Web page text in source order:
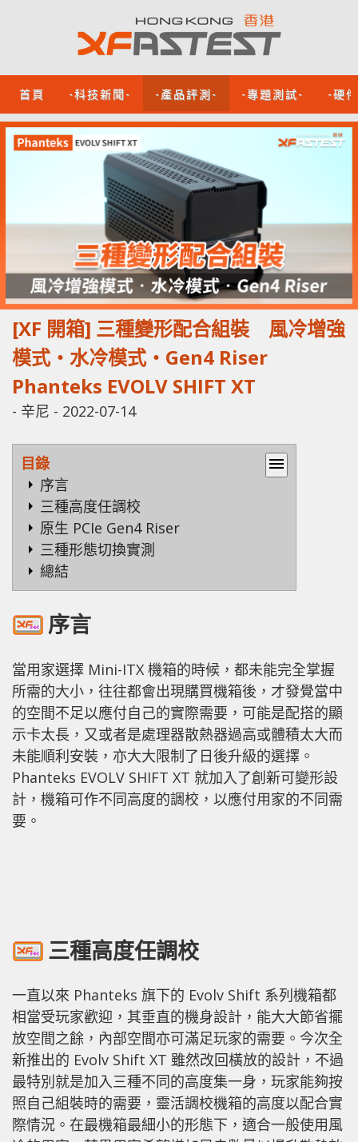
首頁 -科技新聞- -產品評測- -專題測試- -硬
[XF 開箱] 三種變形配合組裝 風冷增強
模式‧水冷模式‧Gen4 Riser
Phanteks EVOLV SHIFT XT
- 辛尼 - 2022-07-14
目錄
menu
序言
三種高度任調校
原生 PCIe Gen4 Riser
三種形態切換實測
總結
序言
當用家選擇 Mini-ITX 機箱的時候，都未能完全掌握
所需的大小，往往都會出現購買機箱後，才發覺當中
的空間不足以應付自己的實際需要，可能是配搭的顯
示卡太長，又或者是處理器散熱器過高或體積太大而
未能順利安裝，亦大大限制了日後升級的選擇。
Phanteks EVOLV SHIFT XT 就加入了創新可變形設
計，機箱可作不同高度的調校，以應付用家的不同需
要。
三種高度任調校
一直以來 Phanteks 旗下的 Evolv Shift 系列機箱都
相當受玩家歡迎，其垂直的機身設計，能大大節省擺
放空間之餘，內部空間亦可滿足玩家的需要。今次全
新推出的 Evolv Shift XT 雖然改回橫放的設計，不過
最特別就是加入三種不同的高度集一身，玩家能夠按
照自己組裝時的需要，靈活調校機箱的高度以配合實
際情況。在最機箱最細小的形態下，適合一般使用風